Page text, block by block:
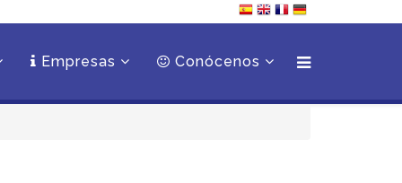
Empresas Conócenos